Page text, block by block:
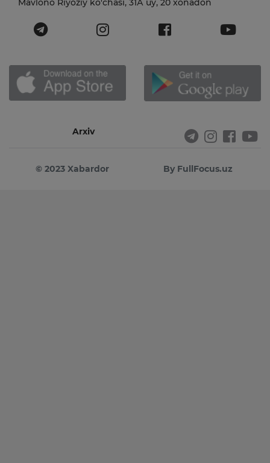
Mavlono Riyoziy ko'chasi, 31А uy, 20 xonadon
Arxiv
© 2023 Xabardor By FullFocus.uz